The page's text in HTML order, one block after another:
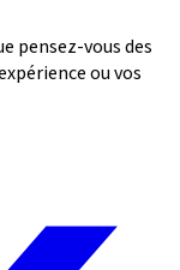
pensez-vous des
ou vos